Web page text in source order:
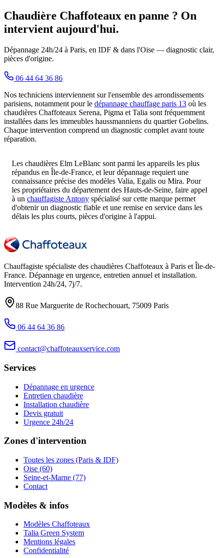
Chaudière Chaffoteaux en panne ? On
intervient aujourd'hui.
Dépannage 24h/24 à Paris, en IDF & dans l'Oise — diagnostic clair,
pièces d'origine.
06 44 64 36 86
Nos techniciens interviennent sur l'ensemble des arrondissements
parisiens, notamment pour le dépannage chauffage paris 13 où les
chaudières Chaffoteaux Serena, Pigma et Talia sont fréquemment
installées dans les immeubles haussmanniens du quartier Gobelins.
Chaque intervention comprend un diagnostic complet avant toute
réparation.
Les chaudières Elm LeBlanc sont parmi les appareils les plus
répandus en Île-de-France, et leur dépannage requiert une
connaissance précise des modèles Valia, Egalis ou Mira. Pour
les propriétaires du département des Hauts-de-Seine, faire appel
à un chauffagiste Antony spécialisé sur cette marque permet
d'obtenir un diagnostic fiable et une remise en service dans les
délais les plus courts, pièces d'origine à l'appui.
Chauffagiste spécialiste des chaudières Chaffoteaux à Paris et Île-de-
France. Dépannage en urgence, entretien annuel et installation.
Intervention 24h/24, 7j/7.
88 Rue Marguerite de Rochechouart, 75009 Paris
06 44 64 36 86
contact@chaffoteauxservice.com
Services
Dépannage en urgence
Entretien chaudière
Installation chaudière
Devis gratuit
Urgence 24h/24
Zones d'intervention
Toutes les zones (Paris & IDF)
Oise (60)
Seine-et-Marne (77)
Contact
Modèles & infos
Modèles Chaffoteaux
Talia Green System
Mentions légales
Confidentialité